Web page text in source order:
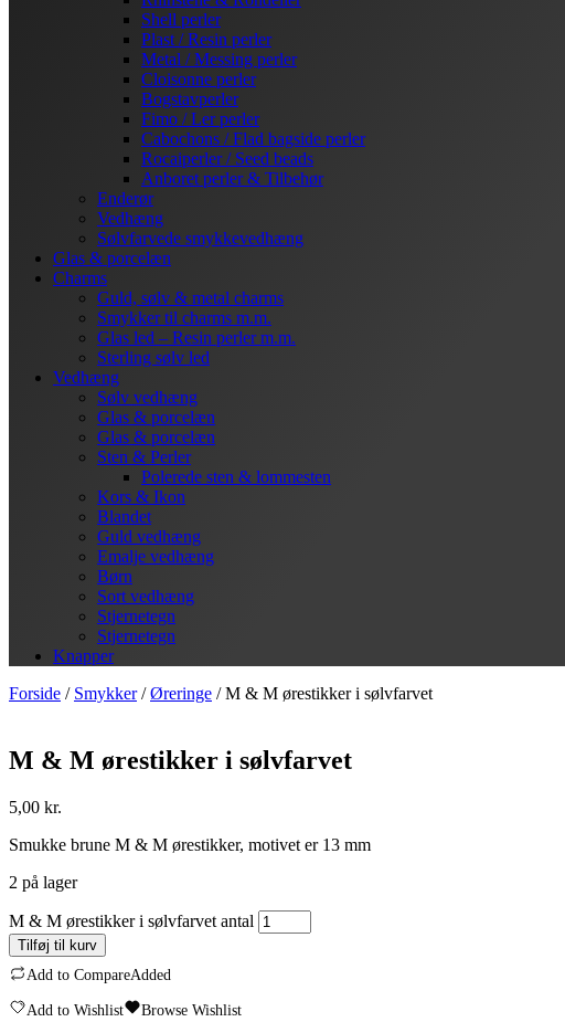
Shell perler
Plast / Resin perler
Metal / Messing perler
Cloisonne perler
Bogstavperler
Fimo / Ler perler
Cabochons / Flad bagside perler
Rocaiperler / Seed beads
Anboret perler & Tilbehør
Enderør
Vedhæng
Sølvfarvede smykkevedhæng
Glas & porcelæn
Charms
Guld, sølv & metal charms
Smykker til charms m.m.
Glas led – Resin perler m.m.
Sterling sølv led
Vedhæng
Sølv vedhæng
Glas & porcelæn
Glas & porcelæn
Sten & Perler
Polerede sten & lommesten
Kors & Ikon
Blandet
Guld vedhæng
Emalje vedhæng
Børn
Sort vedhæng
Stjernetegn
Stjernetegn
Knapper
Forside / Smykker/Øreringe / M & M ørestikker i sølvfarvet
M & M ørestikker i sølvfarvet
5,00 kr.
Smukke brune M & M ørestikker, motivet er 13 mm
2 på lager
M & M ørestikker i sølvfarvet antal
Tilføj til kurv
Add to CompareAdded
Add to Wishlist Browse Wishlist